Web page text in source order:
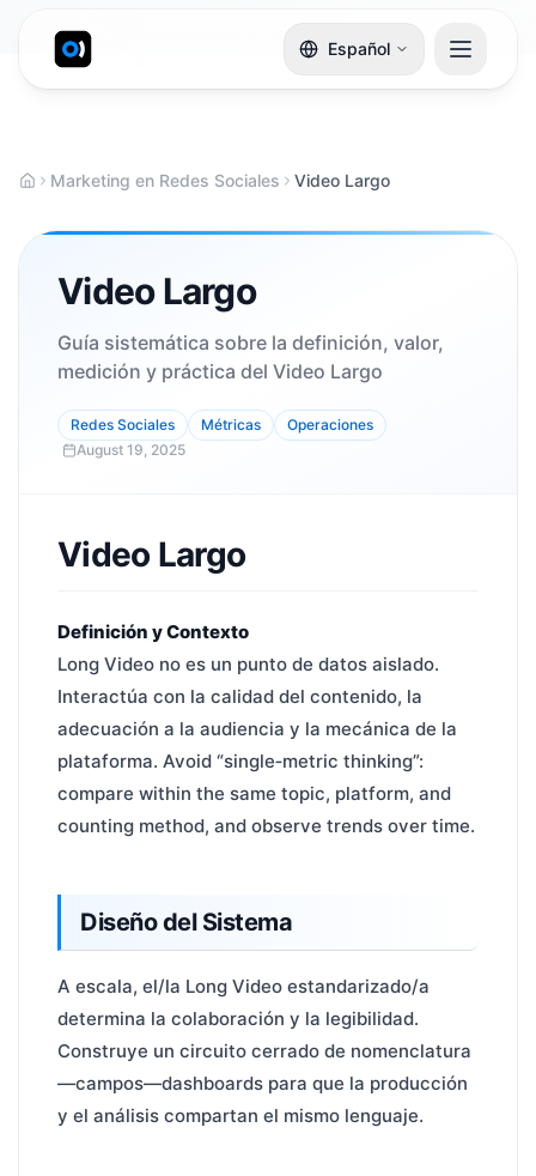
Español
Marketing en Redes Sociales Video Largo
Video Largo
Guía sistemática sobre la definición, valor,
medición y práctica del Video Largo
Redes Sociales Métricas
Operaciones
August 19, 2025
Video Largo
Definición y Contexto
Long Video no es un punto de datos aislado.
Interactúa con la calidad del contenido, la
adecuación a la audiencia y la mecánica de la
plataforma. Avoid “single‑metric thinking”:
compare within the same topic, platform, and
counting method, and observe trends over time.
Diseño del Sistema
A escala, el/la Long Video estandarizado/a
determina la colaboración y la legibilidad.
Construye un circuito cerrado de nomenclatura
—campos—dashboards para que la producción
y el análisis compartan el mismo lenguaje.